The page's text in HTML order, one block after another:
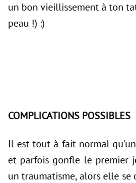
un bon vieillissement à ton
peau !) :)
COMPLICATIONS POSSIBLES
Il est tout à fait normal
et parfois gonfle le premier
un traumatisme, alors elle se